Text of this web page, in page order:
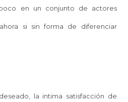
en un conjunto de actores
si sin forma de diferenciar
la intima satisfacción de